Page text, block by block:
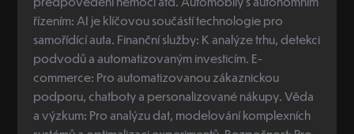
řízením: AI je klíčovou součástí technologie pro
samořídící auta. Finanční služby: K analýze trhu, detekci
podvodů a automatizovaným investicím. E-
commerce: Pro automatizovanou zákaznickou
podporu, chatboty a personalizované nákupy. Věda
a výzkum: Pro analýzu dat, modelování komplexních